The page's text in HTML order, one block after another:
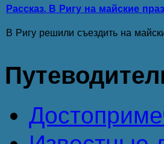
Рассказ. В Ригу на майские
В Ригу решили съездить на